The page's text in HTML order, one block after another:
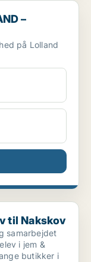
BASED
–
på Lolland
til Nakskov
samarbejdet
i jem &
butikker i